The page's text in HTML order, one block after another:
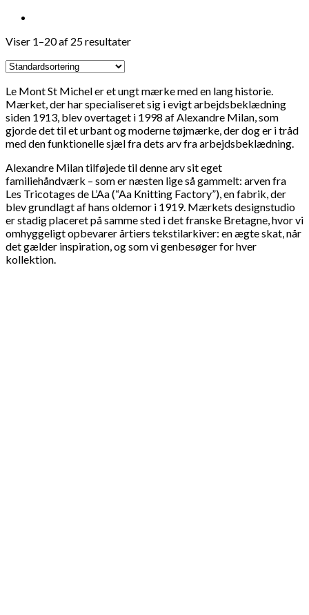
Viser 1–20 af 25 resultater
Le Mont St Michel er et ungt mærke med en lang historie.
Mærket, der har specialiseret sig i evigt arbejdsbeklædning
siden 1913, blev overtaget i 1998 af Alexandre Milan, som
gjorde det til et urbant og moderne tøjmærke, der dog er i tråd
med den funktionelle sjæl fra dets arv fra arbejdsbeklædning.
Alexandre Milan tilføjede til denne arv sit eget
familiehåndværk – som er næsten lige så gammelt: arven fra
Les Tricotages de L’Aa (“Aa Knitting Factory”), en fabrik, der
blev grundlagt af hans oldemor i 1919. Mærkets designstudio
er stadig placeret på samme sted i det franske Bretagne, hvor vi
omhyggeligt opbevarer årtiers tekstilarkiver: en ægte skat, når
det gælder inspiration, og som vi genbesøger for hver
kollektion.